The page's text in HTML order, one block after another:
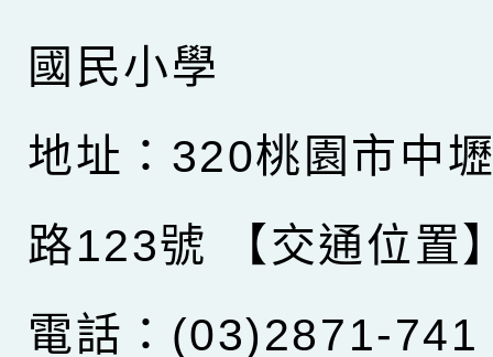
國民小學
地址：320桃園市中
路123號
【交通位置
電話：(03)2871-741